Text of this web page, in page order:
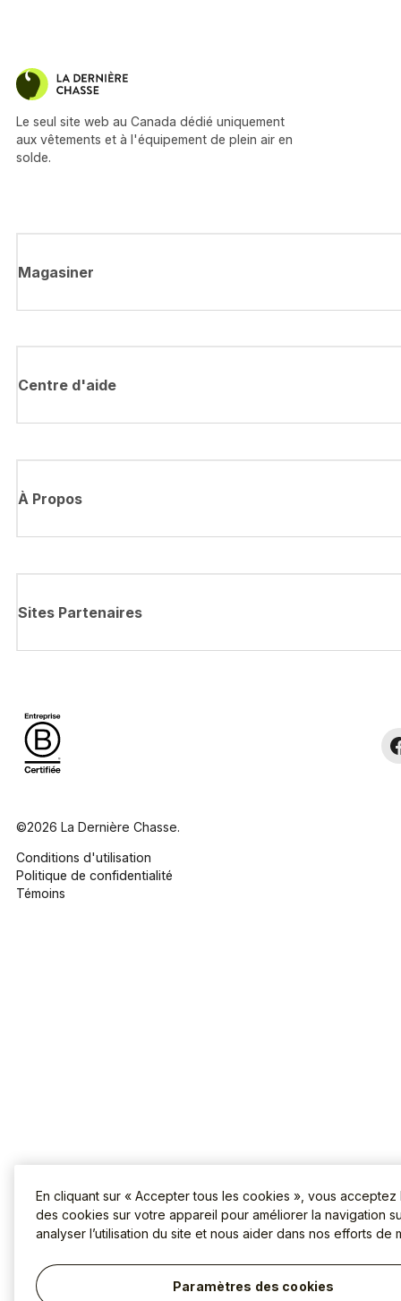
Le seul site web au Canada dédié uniquement
aux vêtements et à l'équipement de plein air en
solde.
Magasiner
Centre d'aide
À Propos
Sites Partenaires
©2026 La Dernière Chasse.
Conditions d'utilisation
Politique de confidentialité
Témoins
En cliquant sur « Accepter tous les cookies », vous
des cookies sur votre appareil pour améliorer la navigation
analyser l’utilisation du site et nous aider dans nos efforts de
Paramètres des cookies